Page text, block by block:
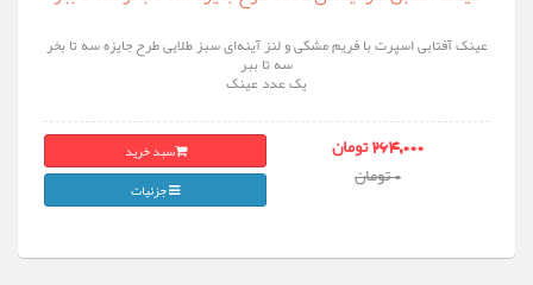
عینک آفتابی اسپرت با فریم مشکی و لنز آینه‌ای سبز طلایی طرح جایزه سه تا بخر
سه تا ببر
یک عدد عینک
264,000 تومان
0 تومان
سبد خرید
جزئیات